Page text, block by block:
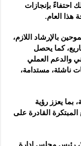
احتفاءً بإنجازات
هذا العام.
بالإرشاد اللازم،
كما يحصل
المهني والدعم العملي
ناشئة، مستدامة،
بما يعزز رؤية
القادرة على
رئيس مجلس إدارة